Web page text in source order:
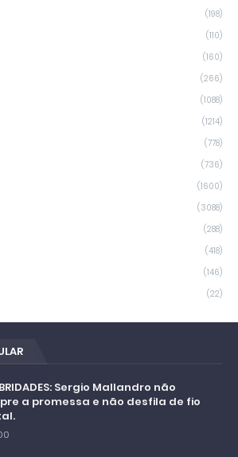
(198)
(110)
(160)
(266)
(1088)
(1214)
(778)
(736)
(1600)
(3088)
(288)
(418)
(146)
(22)
Sergio Mallandro não
a promessa e não desfila de fio